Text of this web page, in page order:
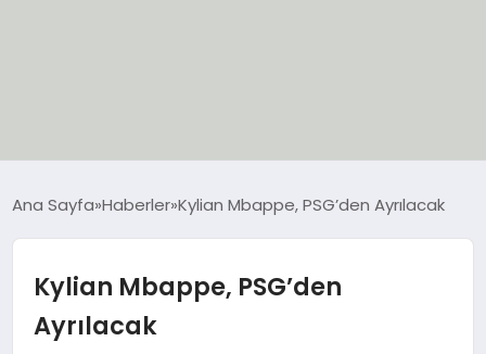
EKONOMİ
GÜNCEL
Ana Sayfa Haberler Kylian Mbappe, PSG’den Ayrılacak
Kylian Mbappe, PSG’den
Ayrılacak